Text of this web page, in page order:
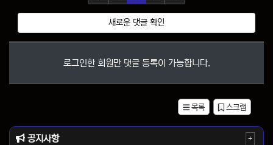
새로운 댓글 확인
로그인한 회원만 댓글 등록이 가능합니다.
목록 스크랩
공지사항 +